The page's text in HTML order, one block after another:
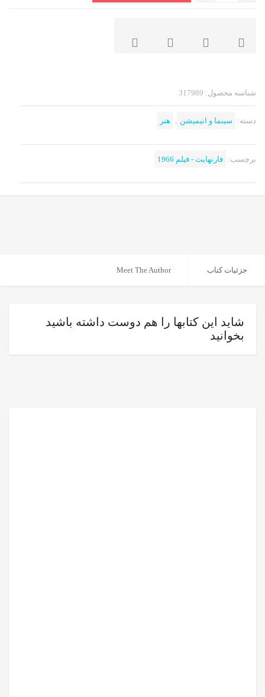
شناسه محصول: 317989
دسته: سینما و انیمیشن , هنر
برچسب: فارنهایت - فیلم 1966
جزئیات کتاب Meet The Author
شاید این کتابها را هم دوست داشته باشید
بخوانید